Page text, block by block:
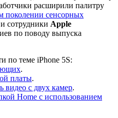
расширили палитру
поколении сенсорных
сотрудники Apple
по поводу выпуска
по теме iPhone 5S:
.
платы.
видео с двух камер.
Home с использованием